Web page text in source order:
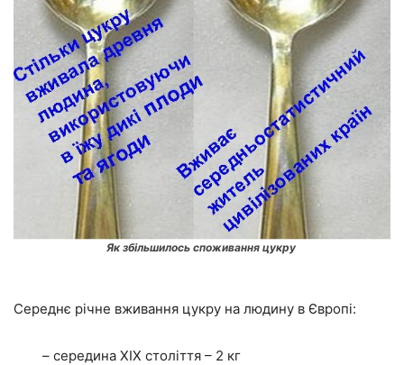
Як збільшилось споживання цукру
Середнє річне вживання цукру на людину в Європі:
– середина XIX століття – 2 кг